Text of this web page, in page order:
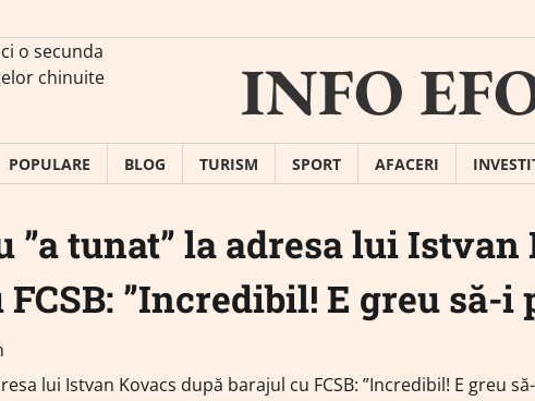
o secunda
chinuite
INFO
POPULARE BLOG TURISM SPORT AFACERI
tunat” la adresa lui Istvan
”Incredibil! E greu să-i